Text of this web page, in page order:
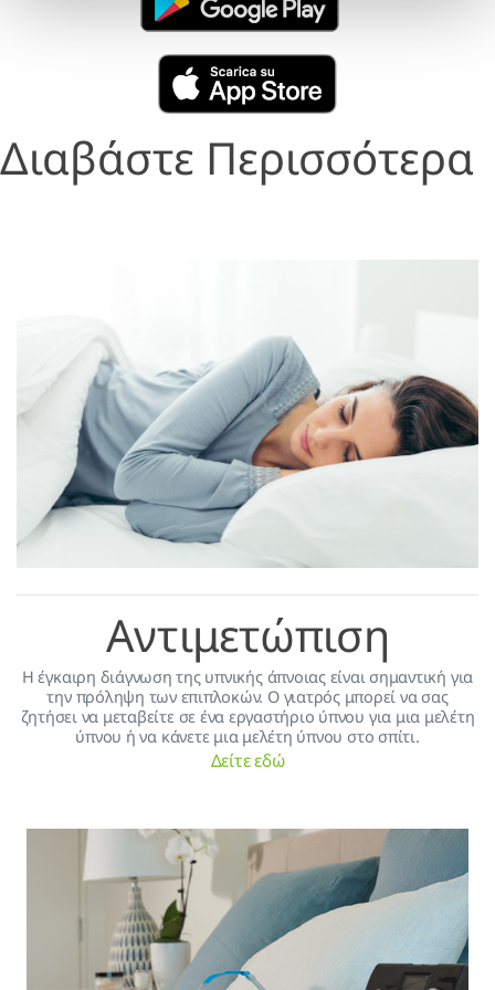
Διαβάστε Περισσότερα
Αντιμετώπιση
H έγκαιρη διάγνωση της υπνικής άπνοιας είναι σημαντική για
την πρόληψη των επιπλοκών. Ο γιατρός μπορεί να σας
ζητήσει να μεταβείτε σε ένα εργαστήριο ύπνου για μια μελέτη
ύπνου ή να κάνετε μια μελέτη ύπνου στο σπίτι.
Δείτε εδώ